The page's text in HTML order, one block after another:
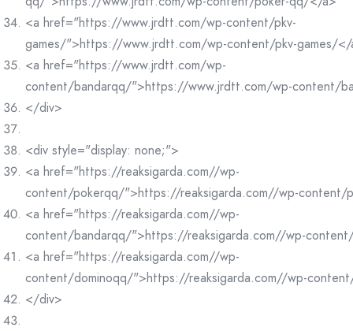
<a href="https://www.jrdtt.com/wp-content/pkv-
games/">https://www.jrdtt.com/wp-content/pkv-games/
<a href="https://www.jrdtt.com/wp-
content/bandarqq/">https://www.jrdtt.com/wp-content/
</div>
<div style="display: none;">
<a href="https://reaksigarda.com//wp-
content/pokerqq/">https://reaksigarda.com//wp-content/
<a href="https://reaksigarda.com//wp-
content/bandarqq/">https://reaksigarda.com//wp-
<a href="https://reaksigarda.com//wp-
content/dominoqq/">https://reaksigarda.com//wp-
</div>